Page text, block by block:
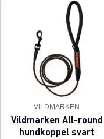
VILDMARKEN
Vildmarken All-round
hundkoppel svart